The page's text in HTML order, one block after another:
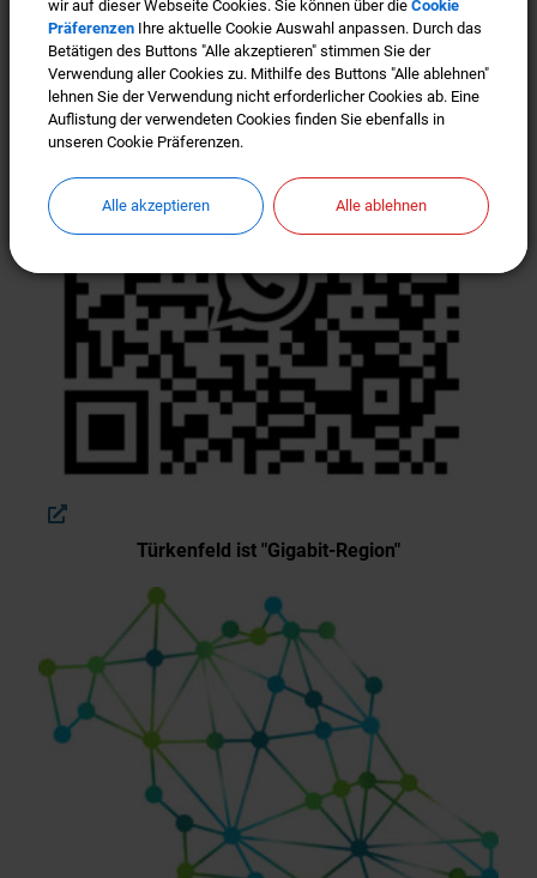
Gemeinde Türkenfeld
Türkenfeld ist "Gigabit-Region"
wir auf dieser Webseite Cookies. Sie können über die Cookie
Präferenzen Ihre aktuelle Cookie Auswahl anpassen. Durch das
Betätigen des Buttons "Alle akzeptieren" stimmen Sie der
Verwendung aller Cookies zu. Mithilfe des Buttons "Alle ablehnen"
lehnen Sie der Verwendung nicht erforderlicher Cookies ab. Eine
Auflistung der verwendeten Cookies finden Sie ebenfalls in
unseren Cookie Präferenzen.
Alle akzeptieren Alle ablehnen
wir auf dieser Webseite Cookies. Sie können über die Cookie
Präferenzen Ihre aktuelle Cookie Auswahl anpassen. Durch das
Betätigen des Buttons "Alle akzeptieren" stimmen Sie der
Verwendung aller Cookies zu. Mithilfe des Buttons "Alle ablehnen"
lehnen Sie der Verwendung nicht erforderlicher Cookies ab. Eine
Auflistung der verwendeten Cookies finden Sie ebenfalls in
unseren Cookie Präferenzen.
Alle akzeptieren Alle ablehnen